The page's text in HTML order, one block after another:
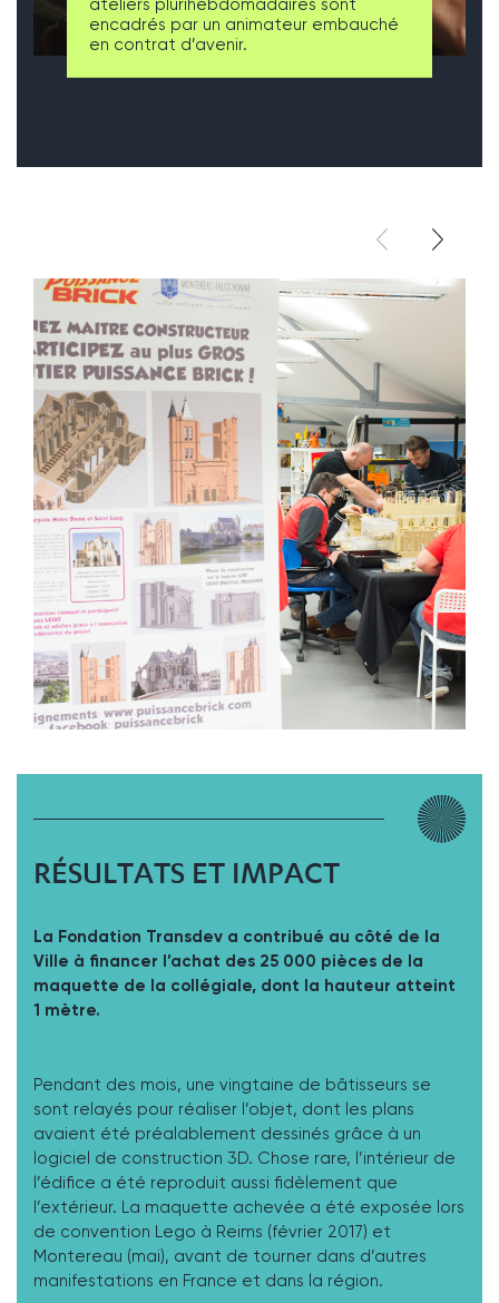
ateliers plurihebdomadaires sont
encadrés par un animateur embauché
en contrat d’avenir.
élément
RÉSULTATS ET IMPACT
La Fondation Transdev a contribué au côté de la
Ville à financer l’achat des 25 000 pièces de la
maquette de la collégiale, dont la hauteur atteint
1 mètre.
Pendant des mois, une vingtaine de bâtisseurs se
sont relayés pour réaliser l’objet, dont les plans
avaient été préalablement dessinés grâce à un
logiciel de construction 3D. Chose rare, l’intérieur de
l’édifice a été reproduit aussi fidèlement que
l’extérieur. La maquette achevée a été exposée lors
de convention Lego à Reims (février 2017) et
Montereau (mai), avant de tourner dans d’autres
manifestations en France et dans la région.